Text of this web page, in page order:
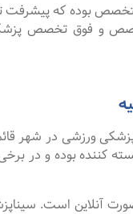
بوده که پیشرفت
و فوق تخصص
ورزشی در شهر
کننده بوده و در
آنلاین است.